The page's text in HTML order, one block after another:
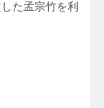
た孟宗竹を利